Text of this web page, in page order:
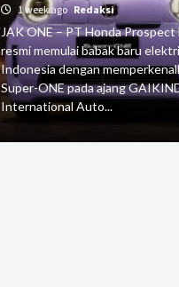
1 week ago Redaksi
JAK ONE – PT Honda
resmi memulai babak baru
Indonesia dengan
Super-ONE pada ajang
International Auto...